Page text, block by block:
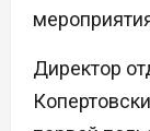
Директор